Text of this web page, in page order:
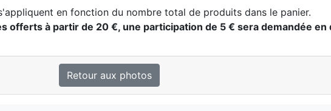
en fonction du nombre total de produits dans le panier.
offerts à partir de 20 €, une participation de 5 € sera demandée en
Retour aux photos